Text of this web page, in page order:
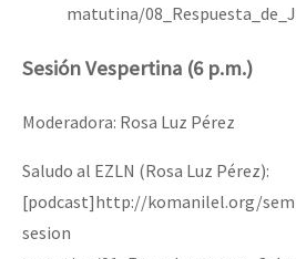
matutina/
Sesión Vespertina (6 p.m.)
Moderadora: Rosa Luz Pérez
Saludo al EZLN (Rosa Luz Pérez):
[podcast]http://komanilel.org/
sesion